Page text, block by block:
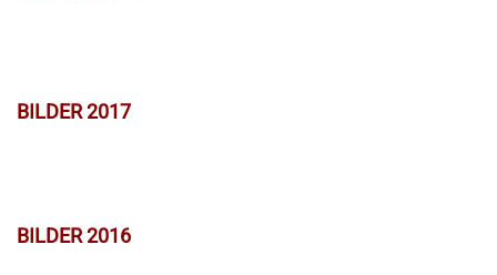
BILDER 2017
BILDER 2016